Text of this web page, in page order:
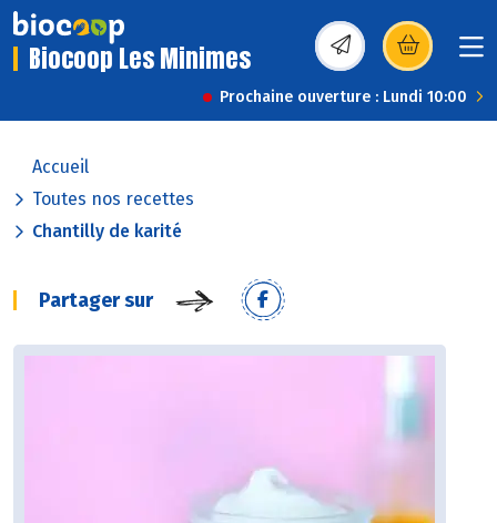
Biocoop Les Minimes (s’ouvre dans une
Prochaine ouverture : Lundi 10:00
Accueil
Toutes nos recettes
Chantilly de karité
Partager sur